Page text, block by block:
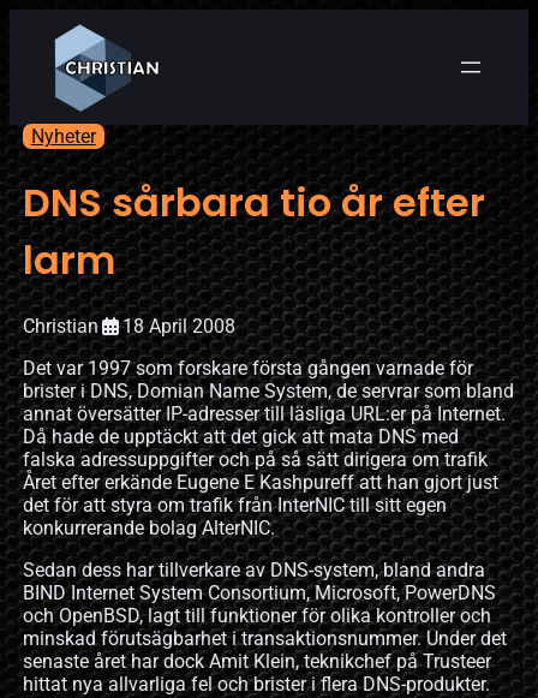
Nyheter
DNS sårbara tio år efter
larm
Christian
18 April 2008
Det var 1997 som forskare första gången varnade för
brister i DNS, Domian Name System, de servrar som bland
annat översätter IP-adresser till läsliga URL:er på Internet.
Då hade de upptäckt att det gick att mata DNS med
falska adressuppgifter och på så sätt dirigera om trafik
Året efter erkände Eugene E Kashpureff att han gjort just
det för att styra om trafik från InterNIC till sitt egen
konkurrerande bolag AlterNIC.
Sedan dess har tillverkare av DNS-system, bland andra
BIND Internet System Consortium, Microsoft, PowerDNS
och OpenBSD, lagt till funktioner för olika kontroller och
minskad förutsägbarhet i transaktionsnummer. Under det
senaste året har dock Amit Klein, teknikchef på Trusteer
hittat nya allvarliga fel och brister i flera DNS-produkter.